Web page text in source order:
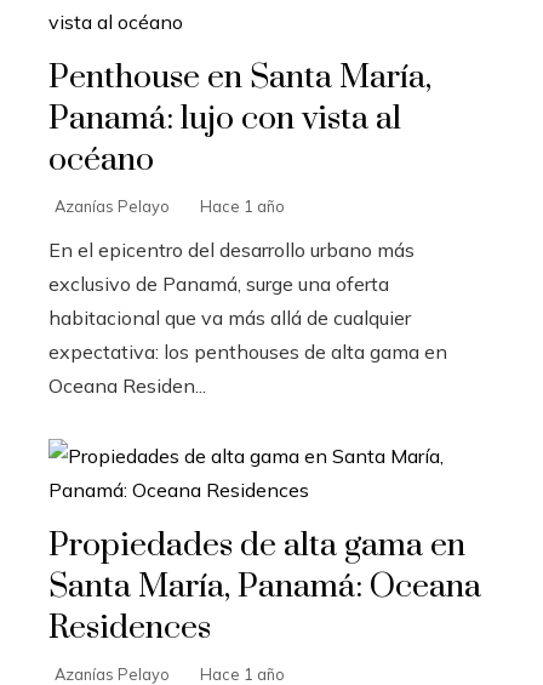
Penthouse en Santa María,
Panamá: lujo con vista al
océano
Azanías Pelayo Hace 1 año
En el epicentro del desarrollo urbano más
exclusivo de Panamá, surge una oferta
habitacional que va más allá de cualquier
expectativa: los penthouses de alta gama en
Oceana Residen...
Propiedades de alta gama en
Santa María, Panamá: Oceana
Residences
Azanías Pelayo Hace 1 año